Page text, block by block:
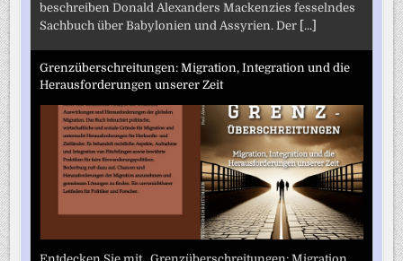
beschreiben Donald Alexanders Mackenzies fesselndes
Sachbuch über Babylonien und Assyrien. Der [...]
Grenzüberschreitungen: Migration, Integration und die
Herausforderungen unserer Zeit